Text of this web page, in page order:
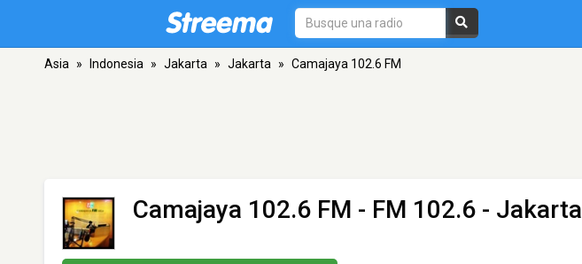
Asia » Indonesia » Jakarta » Jakarta » Camajaya 102.6 FM
Camajaya 102.6 FM - FM 102.6 - Jakarta